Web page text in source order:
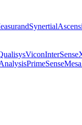
Synertial
ViconInterSense
PrimeSenseMesa